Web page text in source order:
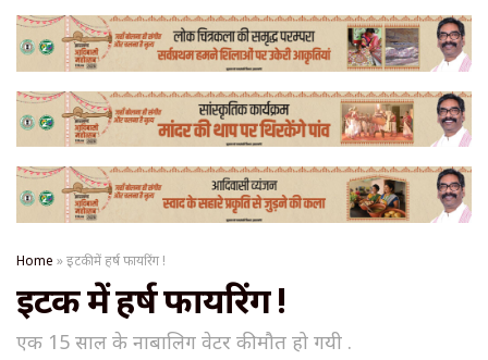
Home »इटकी में हर्ष फायरिंग !
इटकी में हर्ष फायरिंग !
एक 15 साल के नाबालिग वेटर की मौत हो गयी .